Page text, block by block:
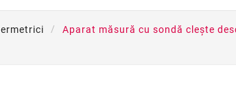
Aparat măsură cu sondă cleşte